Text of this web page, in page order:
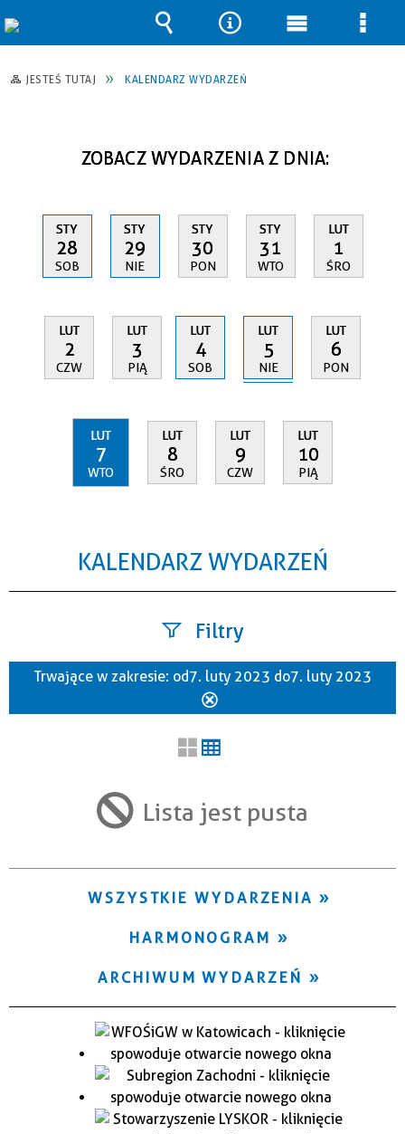
JESTEŚ TUTAJ KALENDARZ WYDARZEŃ
ZOBACZ WYDARZENIA Z DNIA:
STY
28
SOB
STY
29
NIE
STY
30
PON
STY
31
WTO
LUT
1
ŚRO
LUT
2
CZW
LUT
3
PIĄ
LUT
4
SOB
LUT
5
NIE
LUT
6
PON
LUT
7
WTO
LUT
8
ŚRO
LUT
9
CZW
LUT
10
PIĄ
KALENDARZ WYDARZEŃ
Filtry
Szukana fraza
Trwające w zakresie
Trwające w zakresie: od 7. luty 2023 do 7. luty 2023
filtr
Lista jest pusta
WSZYSTKIE WYDARZENIA
HARMONOGRAM
ARCHIWUM WYDARZEŃ
Wyszukiwarka
Narzędzia
Menu Menu